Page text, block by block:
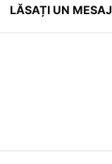
LĂSAȚI UN MESAJ